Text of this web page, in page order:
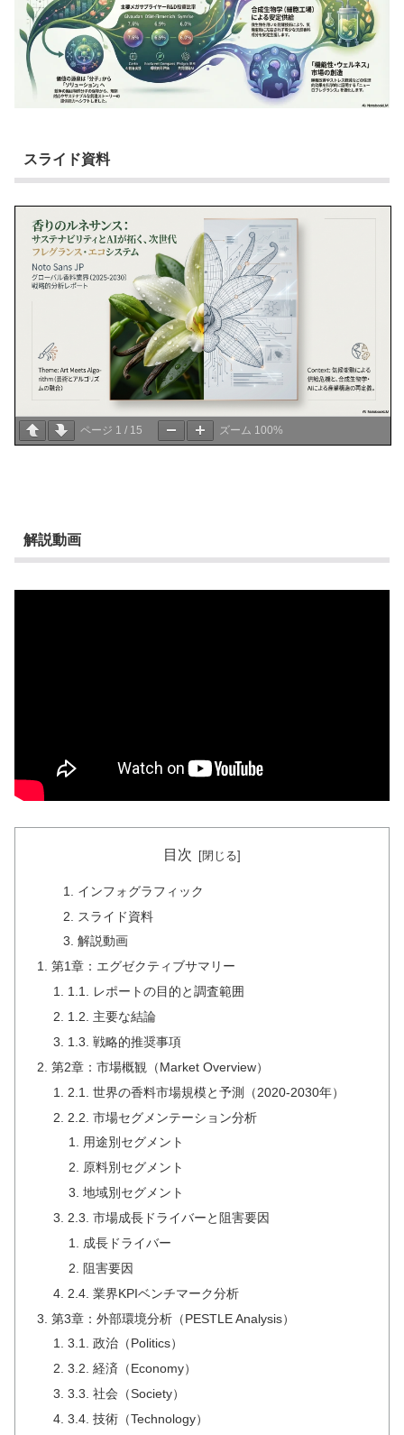
スライド資料
ページ 1 / 15 ズーム 100%
解説動画
目次
インフォグラフィック
スライド資料
解説動画
第1章：エグゼクティブサマリー
1.1. レポートの目的と調査範囲
1.2. 主要な結論
1.3. 戦略的推奨事項
第2章：市場概観（Market Overview）
2.1. 世界の香料市場規模と予測（2020-2030年）
2.2. 市場セグメンテーション分析
用途別セグメント
原料別セグメント
地域別セグメント
2.3. 市場成長ドライバーと阻害要因
成長ドライバー
阻害要因
2.4. 業界KPIベンチマーク分析
第3章：外部環境分析（PESTLE Analysis）
3.1. 政治（Politics）
3.2. 経済（Economy）
3.3. 社会（Society）
3.4. 技術（Technology）